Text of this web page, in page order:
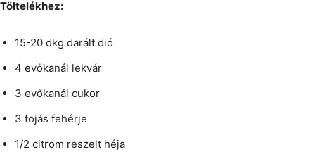
Töltelékhez:
15-20 dkg darált dió
4 evőkanál lekvár
3 evőkanál cukor
3 tojás fehérje
1/2 citrom reszelt héja